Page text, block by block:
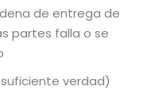
de entrega de
partes falla o se
verdad)